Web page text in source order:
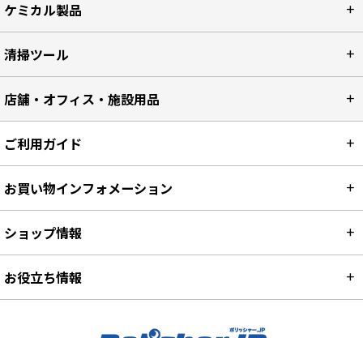
ケミカル製品
清掃ツール
店舗・オフィス・施設用品
ご利用ガイド
お買い物インフォメーション
ショップ情報
お役立ち情報